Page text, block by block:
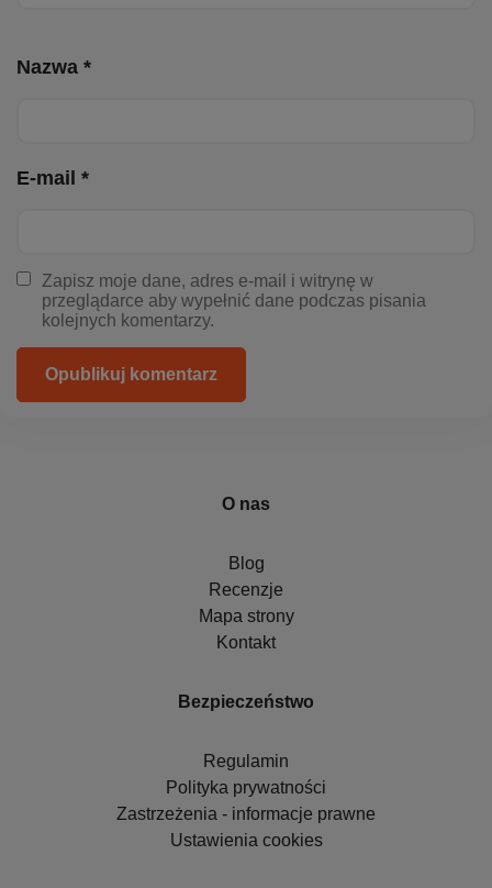
Nazwa *
E-mail *
Zapisz moje dane, adres e-mail i witrynę w
przeglądarce aby wypełnić dane podczas pisania
kolejnych komentarzy.
Opublikuj komentarz
O nas
Blog
Recenzje
Mapa strony
Kontakt
Bezpieczeństwo
Regulamin
Polityka prywatności
Zastrzeżenia - informacje prawne
Ustawienia cookies